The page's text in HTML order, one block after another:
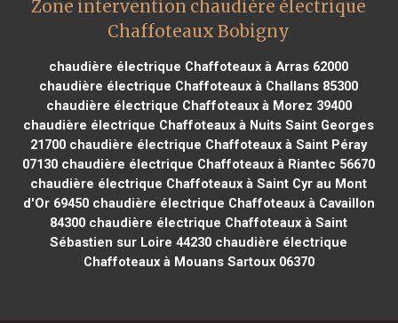
Zone intervention chaudière électrique
Chaffoteaux Bobigny
chaudière électrique Chaffoteaux à Arras 62000
chaudière électrique Chaffoteaux à Challans 85300
chaudière électrique Chaffoteaux à Morez 39400
chaudière électrique Chaffoteaux à Nuits Saint Georges
21700 chaudière électrique Chaffoteaux à Saint Péray
07130 chaudière électrique Chaffoteaux à Riantec 56670
chaudière électrique Chaffoteaux à Saint Cyr au Mont
d'Or 69450chaudière électrique Chaffoteaux à Cavaillon
84300 chaudière électrique Chaffoteaux à Saint
Sébastien sur Loire 44230 chaudière électrique
Chaffoteaux à Mouans Sartoux 06370